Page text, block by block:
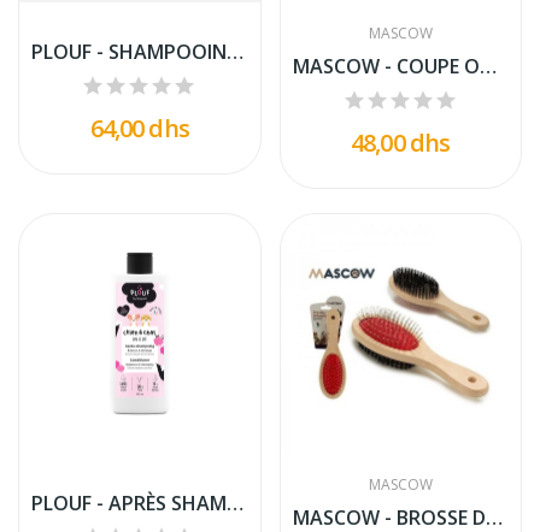
PLOUF - SHAMPOOING POILS BLANCS POUR CHIEN 200ML.
64,00 dhs
MASCOW
MASCOW - COUPE ONGLES POUR CHIEN DE GRANDE TAILLE.
48,00 dhs
PLOUF - APRÈS SHAMPOOING POUR CHAT ET CHIEN 400ML.
MASCOW
MASCOW - BROSSE DOUBLE FACE LARGE BEIGE POUR...